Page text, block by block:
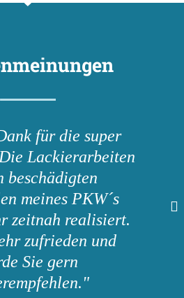
für die super
Lackierarbeiten
beschädigten
meines PKW´s
zeitnah realisiert.
zufrieden und
Sie gern